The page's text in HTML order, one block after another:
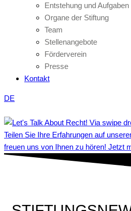
Entstehung und Aufgaben
Organe der Stiftung
Team
Stellenangebote
Förderverein
Presse
Kontakt
DE
Teilen Sie Ihre Erfahrungen auf
freuen uns von Ihnen zu hören! Jetzt